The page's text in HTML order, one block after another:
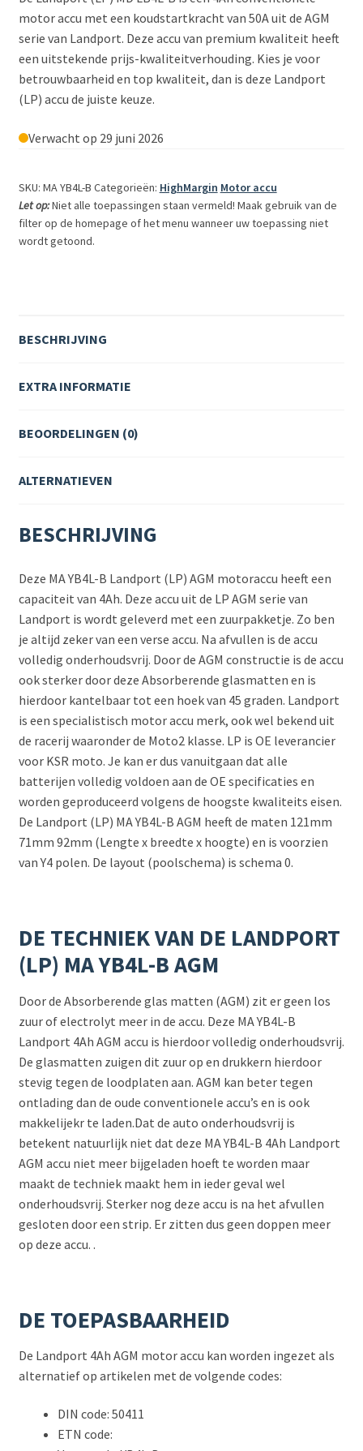
motor accu met een koudstartkracht van 50A uit de AGM
serie van Landport. Deze accu van premium kwaliteit heeft
een uitstekende prijs-kwaliteitverhouding. Kies je voor
betrouwbaarheid en top kwaliteit, dan is deze Landport
(LP) accu de juiste keuze.
Verwacht op 29 juni 2026
SKU: MA YB4L-B Categorieën: HighMargin Motor accu
Let op:Niet alle toepassingen staan vermeld! Maak gebruik van de
filter op de homepage of het menu wanneer uw toepassing niet
wordt getoond.
BESCHRIJVING
EXTRA INFORMATIE
BEOORDELINGEN (0)
ALTERNATIEVEN
BESCHRIJVING
Deze MA YB4L-B Landport (LP) AGM motoraccu heeft een
capaciteit van 4Ah. Deze accu uit de LP AGM serie van
Landport is wordt geleverd met een zuurpakketje. Zo ben
je altijd zeker van een verse accu. Na afvullen is de accu
volledig onderhoudsvrij. Door de AGM constructie is de accu
ook sterker door deze Absorberende glasmatten en is
hierdoor kantelbaar tot een hoek van 45 graden. Landport
is een specialistisch motor accu merk, ook wel bekend uit
de racerij waaronder de Moto2 klasse. LP is OE leverancier
voor KSR moto. Je kan er dus vanuitgaan dat alle
batterijen volledig voldoen aan de OE specificaties en
worden geproduceerd volgens de hoogste kwaliteits eisen.
De Landport (LP) MA YB4L-B AGM heeft de maten 121mm
71mm 92mm (Lengte x breedte x hoogte) en is voorzien
van Y4 polen. De layout (poolschema) is schema 0.
DE TECHNIEK VAN DE LANDPORT
(LP) MA YB4L-B AGM
Door de Absorberende glas matten (AGM) zit er geen los
zuur of electrolyt meer in de accu. Deze MA YB4L-B
Landport 4Ah AGM accu is hierdoor volledig onderhoudsvrij.
De glasmatten zuigen dit zuur op en drukkern hierdoor
stevig tegen de loodplaten aan. AGM kan beter tegen
ontlading dan de oude conventionele accu’s en is ook
makkelijekr te laden.Dat de auto onderhoudsvrij is
betekent natuurlijk niet dat deze MA YB4L-B 4Ah Landport
AGM accu niet meer bijgeladen hoeft te worden maar
maakt de techniek maakt hem in ieder geval wel
onderhoudsvrij. Sterker nog deze accu is na het afvullen
gesloten door een strip. Er zitten dus geen doppen meer
op deze accu. .
DE TOEPASBAARHEID
De Landport 4Ah AGM motor accu kan worden ingezet als
alternatief op artikelen met de volgende codes:
DIN code: 50411
ETN code: